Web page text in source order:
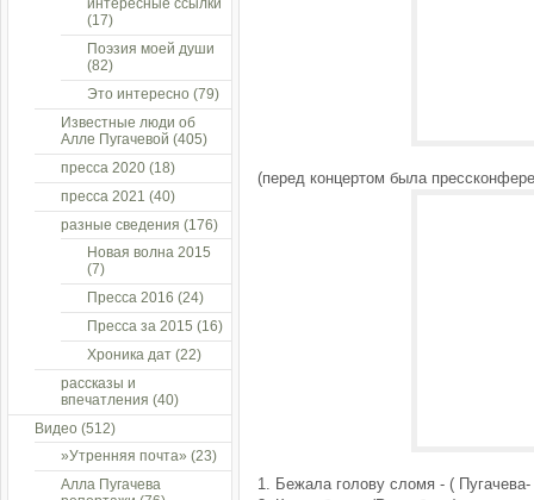
(перед концертом была
1. Бежала голову сломя - (
интересные ссылки
(17)
Поэзия моей души
(82)
Это интересно (79)
Известные люди об
Алле Пугачевой (405)
пресса 2020 (18)
пресса 2021 (40)
разные сведения (176)
Новая волна 2015
(7)
Пресса 2016 (24)
Пресса за 2015 (16)
Хроника дат (22)
рассказы и
впечатления (40)
Видео (512)
»Утренняя почта» (23)
Алла Пугачева